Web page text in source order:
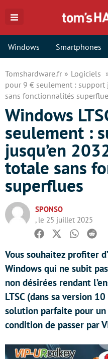
Windows Smartphones
Tomshardware.fr Logiciels
pour 9 € seulement :
sans fonctionnalités
Windows
seulement :
jusqu’en
totale sans
superflues
SPONSO
, le 25 juillet 2025
Facebook
TwitterWhatsapp
Reddit
Vous souhaitez profiter
Windows qui ne subit
non désirées rendant
LTSC (dans sa version
solution parfaite pour
condition de passer par